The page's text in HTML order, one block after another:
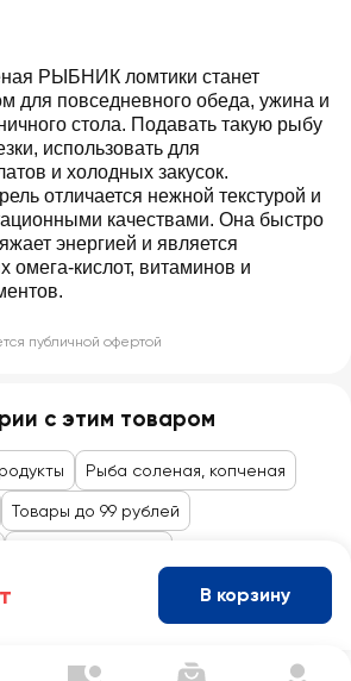
РЫБНИК ломтики станет
для повседневного обеда, ужина и
стола. Подавать такую рыбу
использовать для
и холодных закусок.
отличается нежной текстурой и
качествами. Она быстро
энергией и является
омега-кислот, витаминов и
публичной офертой
с этим товаром
Рыба соленая, копченая
Товары до 99 рублей
В корзину